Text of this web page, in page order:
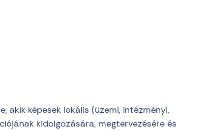
akik képesek lokális (üzemi, intézményi,
kidolgozására, megtervezésére és